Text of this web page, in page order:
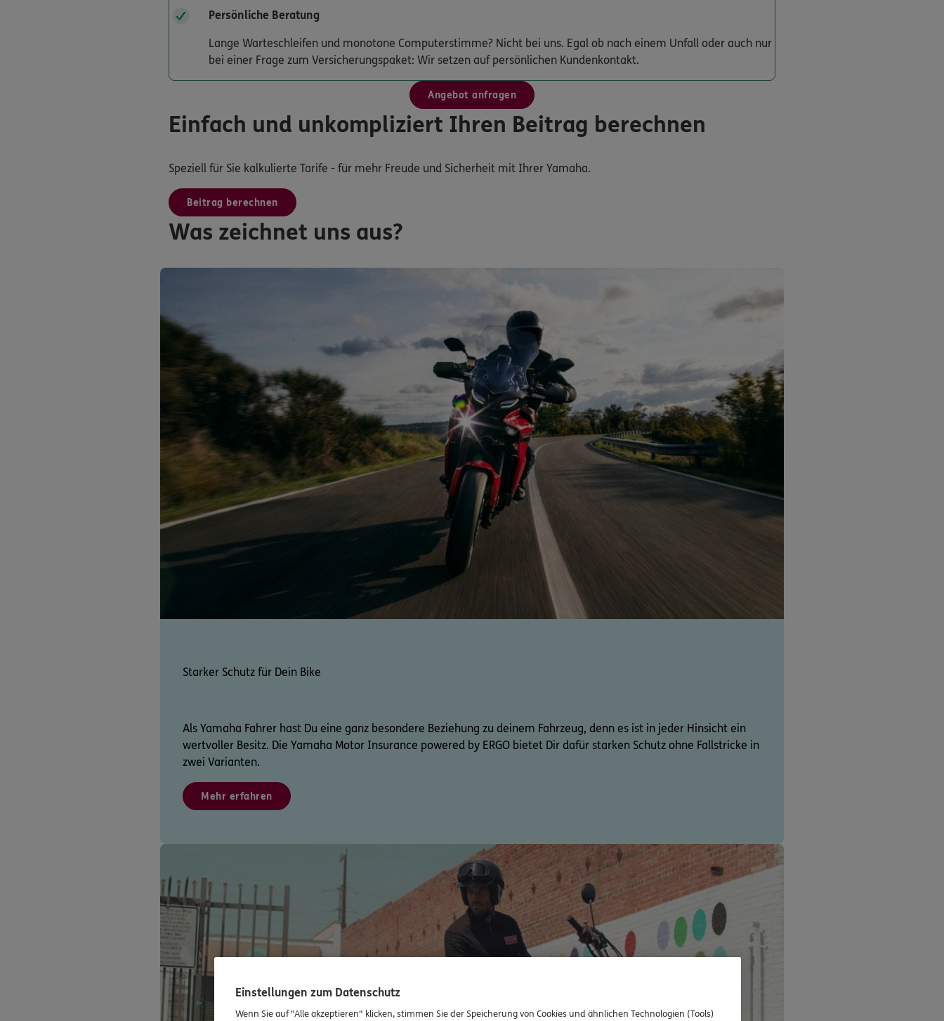
Persönliche Beratung
Lange Warteschleifen und monotone Computerstimme? Nicht bei uns. Egal ob nach einem Unfall oder auch nur
bei einer Frage zum Versicherungspaket: Wir setzen auf persönlichen Kundenkontakt.
Angebot anfragen
Einfach und unkompliziert Ihren Beitrag berechnen
Speziell für Sie kalkulierte Tarife - für mehr Freude und Sicherheit mit Ihrer Yamaha.
Beitrag berechnen
Was zeichnet uns aus?
Starker Schutz für Dein Bike
Als Yamaha Fahrer hast Du eine ganz besondere Beziehung zu deinem Fahrzeug, denn es ist in jeder Hinsicht ein
wertvoller Besitz. Die Yamaha Motor Insurance powered by ERGO bietet Dir dafür starken Schutz ohne Fallstricke in
zwei Varianten.
Mehr erfahren
Einstellungen zum Datenschutz
Wenn Sie auf "Alle akzeptieren" klicken, stimmen Sie der Speicherung von Cookies und ähnlichen Technologien (Tools)